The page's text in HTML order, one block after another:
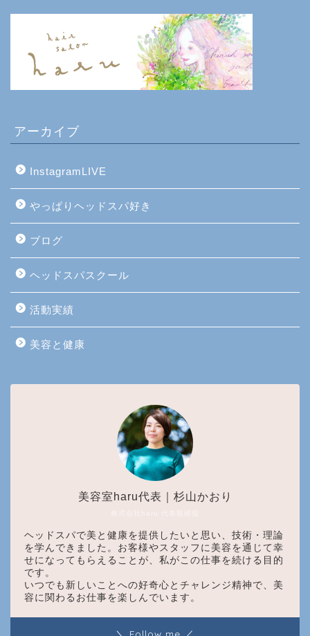
アーカイブ
InstagramLIVE
やっぱりヘッドスパ好き
ブログ
ヘッドスパスクール
活動実績
美容と健康
美容室haru代表｜杉山かおり
ヘッドスパで美と健康を提供したいと思い、技術・理論
を学んできました。お客様やスタッフに美容を通じて幸
せになってもらえることが、私がこの仕事を続ける目的
です。
いつでも新しいことへの好奇心とチャレンジ精神で、美
容に関わるお仕事を楽しんでいます。
＼ Follow me ／